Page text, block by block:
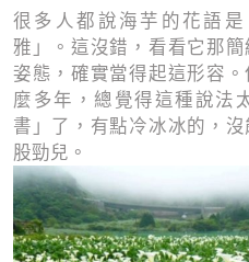
很多人都說海芋的花語
雅」。這沒錯，看看它那
姿態，確實當得起這形容
麼多年，總覺得這種說法
書」了，有點冷冰冰的，
股勁兒。